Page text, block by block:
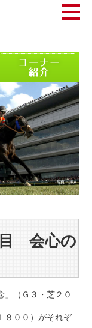
目 会心の
」（Ｇ３・芝２０
８００）がそれぞ